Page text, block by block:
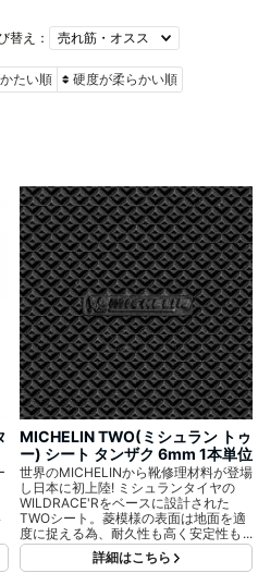
替え：
たい順 硬度が柔らかい順
MICHELIN TWO(ミシュラン トゥ
ー) シート タンザク 6mm 1本単位
世界のMICHELINから靴修理材料が登場
し日本に初上陸! ミシュランタイヤの
WILDRACE'Rをベースに設計された
TWOシート。菱模様の表面は地面を適
度に捉える為、耐久性も高く安定性も
十分に確保されています。 スタンダー
ドな2層タイプで接着面は容易に接着で
詳細はこちら